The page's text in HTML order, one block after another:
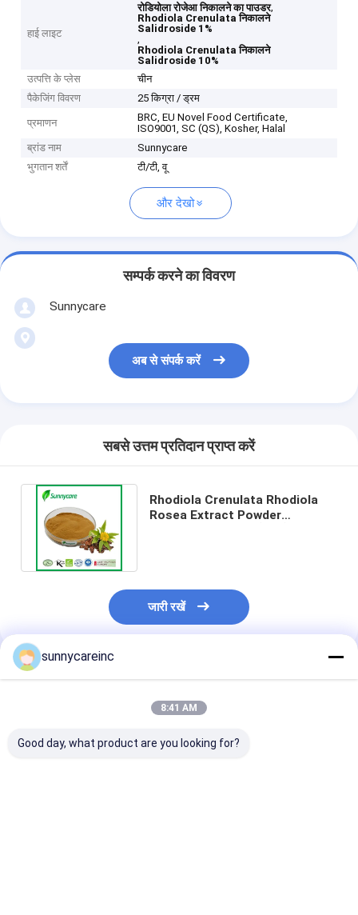
हाई लाइट
रोडियोला रोजेआ निकालने का पाउडर,
Rhodiola Crenulata निकालने
Salidroside 1%
,
Rhodiola Crenulata निकालने
Salidroside 10%
उत्पत्ति के प्लेस
चीन
पैकेजिंग विवरण
25 किग्रा / ड्रम
प्रमाणन
BRC, EU Novel Food Certificate,
ISO9001, SC (QS), Kosher, Halal
ब्रांड नाम
Sunnycare
भुगतान शर्तें
टी/टी, वू
और देखो
सम्पर्क करने का विवरण
Sunnycare
अब से संपर्क करें
सबसे उत्तम प्रतिदान प्राप्त करें
Rhodiola Crenulata Rhodiola
Rosea Extract Powder
जारी रखें
अनुशंसित उत्पाद
sunnycareinc
8:41 AM
Good day, what product are you looking for?